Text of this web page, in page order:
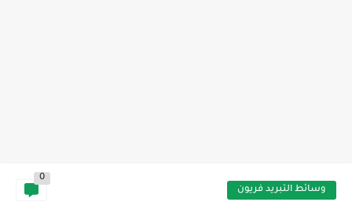
وسائط التبريد فريون
0